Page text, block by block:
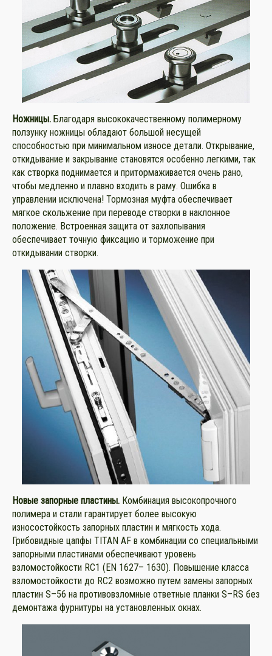
Ножницы. Благодаря высококачественному полимерному
ползунку ножницы обладают большой несущей
способностью при минимальном износе детали. Открывание,
откидывание и закрывание становятся особенно легкими, так
как створка поднимается и притормаживается очень рано,
чтобы медленно и плавно входить в раму. Ошибка в
управлении исключена! Тормозная муфта обеспечивает
мягкое скольжение при переводе створки в наклонное
положение. Встроенная защита от захлопывания
обеспечивает точную фиксацию и торможение при
откидывании створки.
Новые запорные пластины. Комбинация высокопрочного
полимера и стали гарантирует более высокую
износостойкость запорных пластин и мягкость хода.
Грибовидные цапфы TITAN AF в комбинации со специальными
запорными пластинами обеспечивают уровень
взломостойкости RC1 (EN 1627– 1630). Повышение класса
взломостойкости до RC2 возможно путем замены запорных
пластин S–56 на противовзломные ответные планки S–RS без
демонтажа фурнитуры на установленных окнах.